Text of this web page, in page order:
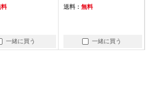
一緒に買う